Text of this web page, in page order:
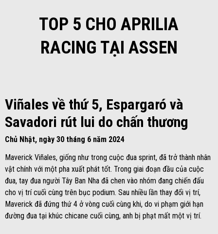
TOP 5 CHO APRILIA
RACING TẠI ASSEN
Viñales về thứ 5, Espargaró và
Savadori rút lui do chấn thương
Chủ Nhật, ngày 30 tháng 6 năm 2024
Maverick Viñales, giống như trong cuộc đua sprint, đã trở thành nhân
vật chính với một pha xuất phát tốt. Trong giai đoạn đầu của cuộc
đua, tay đua người Tây Ban Nha đã chen vào nhóm đang chiến đấu
cho vị trí cuối cùng trên bục podium. Sau nhiều lần thay đổi vị trí,
Maverick đã đứng thứ 4 ở vòng cuối cùng khi, do vi phạm giới hạn
đường đua tại khúc chicane cuối cùng, anh bị phạt mất một vị trí.